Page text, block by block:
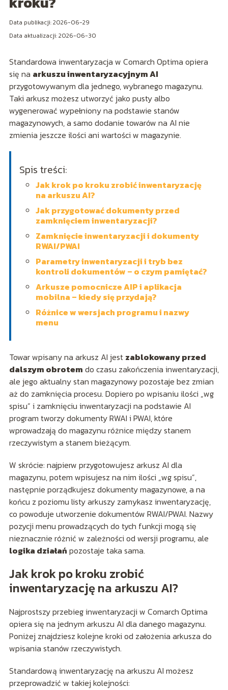
Data publikacji: 2026-06-29
Data aktualizacji: 2026-06-30
Standardowa inwentaryzacja w Comarch Optima opiera
się na arkuszu inwentaryzacyjnym AI
przygotowywanym dla jednego, wybranego magazynu.
Taki arkusz możesz utworzyć jako pusty albo
wygenerować wypełniony na podstawie stanów
magazynowych, a samo dodanie towarów na AI nie
zmienia jeszcze ilości ani wartości w magazynie.
Spis treści:
Jak krok po kroku zrobić inwentaryzację
na arkuszu AI?
Jak przygotować dokumenty przed
zamknięciem inwentaryzacji?
Zamknięcie inwentaryzacji i dokumenty
RWAI/PWAI
Parametry inwentaryzacji i tryb bez
kontroli dokumentów – o czym pamiętać?
Arkusze pomocnicze AIP i aplikacja
mobilna – kiedy się przydają?
Różnice w wersjach programu i nazwy
menu
Towar wpisany na arkusz AI jest zablokowany przed
dalszym obrotem do czasu zakończenia inwentaryzacji,
ale jego aktualny stan magazynowy pozostaje bez zmian
aż do zamknięcia procesu. Dopiero po wpisaniu ilości „wg
spisu” i zamknięciu inwentaryzacji na podstawie AI
program tworzy dokumenty RWAI i PWAI, które
wprowadzają do magazynu różnice między stanem
rzeczywistym a stanem bieżącym.
W skrócie: najpierw przygotowujesz arkusz AI dla
magazynu, potem wpisujesz na nim ilości „wg spisu”,
następnie porządkujesz dokumenty magazynowe, a na
końcu z poziomu listy arkuszy zamykasz inwentaryzację,
co powoduje utworzenie dokumentów RWAI/PWAI. Nazwy
pozycji menu prowadzących do tych funkcji mogą się
nieznacznie różnić w zależności od wersji programu, ale
logika działań pozostaje taka sama.
Jak krok po kroku zrobić
inwentaryzację na arkuszu AI?
Najprostszy przebieg inwentaryzacji w Comarch Optima
opiera się na jednym arkuszu AI dla danego magazynu.
Poniżej znajdziesz kolejne kroki od założenia arkusza do
wpisania stanów rzeczywistych.
Standardową inwentaryzację na arkuszu AI możesz
przeprowadzić w takiej kolejności: